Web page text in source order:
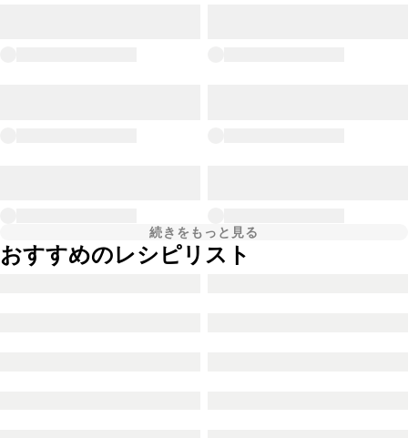
続きをもっと見る
おすすめのレシピリスト